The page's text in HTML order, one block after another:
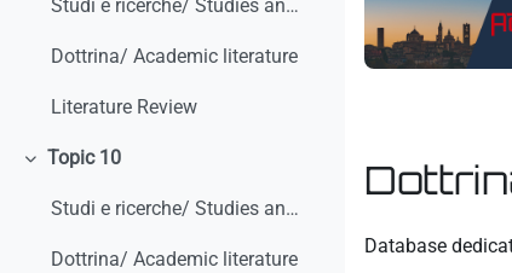
Studi e ricerche/ Studies and research
Dottrina/ Academic literature
Literature Review
Minimizza
Topic 10
Studi e ricerche/ Studies and research
Dottrina/ Academic literature
Database